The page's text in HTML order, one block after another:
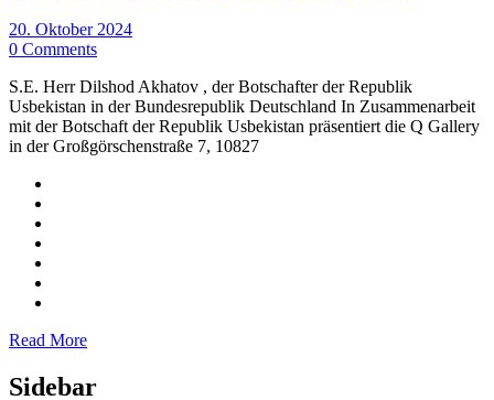
20. Oktober 2024
0 Comments
S.E. Herr Dilshod Akhatov , der Botschafter der Republik
Usbekistan in der Bundesrepublik Deutschland In Zusammenarbeit
mit der Botschaft der Republik Usbekistan präsentiert die Q Gallery
in der Großgörschenstraße 7, 10827
Read More
Sidebar